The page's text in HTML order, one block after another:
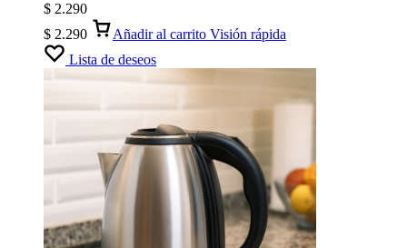
$ 2.290
$ 2.290 Añadir al carrito Visión rápida
Lista de deseos